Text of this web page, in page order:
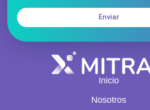
Enviar
Inicio
Nosotros